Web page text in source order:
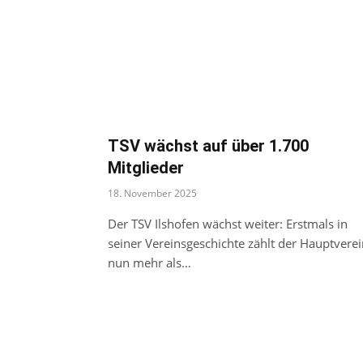
TSV wächst auf über 1.700
Mitglieder
18. November 2025
Der TSV Ilshofen wächst weiter: Erstmals in
seiner Vereinsgeschichte zählt der
nun mehr als…